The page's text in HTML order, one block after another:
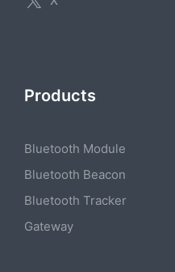
Products
Bluetooth Module
Bluetooth Beacon
Bluetooth Tracker
Gateway